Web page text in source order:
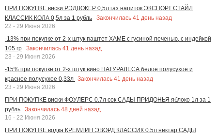
ПРИ ПОКУПКЕ виски РЭДВОКЕР 0,5л газ напиток ЭКСПОРТ СТАЙЛ
КЛАССИК КОЛА 0,5л за 1 рубль
Закончилась 41 день назад
22 - 29 Июня 2026
-13% при покупке от 2-х штук паштет ХАМЕ с гусиной печенью, с индейкой
105 гр
Закончилась 41 день назад
23 - 29 Июня 2026
-15% при покупке от 2-х штук вино НАТУРАЛЕСА белое полусухое и
красное полусухое 0,33л Закончилась 41 день назад
23 - 29 Июня 2026
ПРИ ПОКУПКЕ виски ФОУЛЕРС 0.7л сок САДЫ ПРИДОНЬЯ яблоко 1л за 1
рубль
Закончилась 48 дней назад
16 - 22 Июня 2026
ПРИ ПОКУПКЕ водка КРЕМЛИН ЭВОРД КЛАССИК 0.5л нектар САДЫ